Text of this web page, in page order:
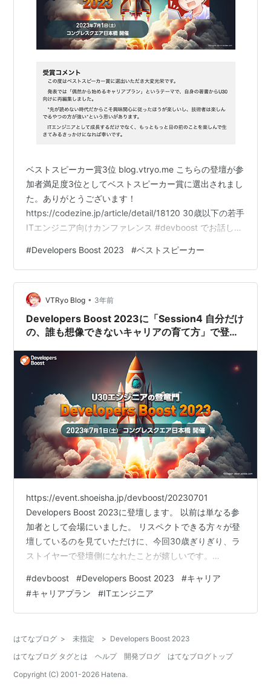
ベストスピーカー賞3位 blog.vtryo.me こちらの登壇が参
加者満足度3位としてベストスピーカー賞に選出されまし
た。ありがとうございます！
https://codezine.jp/article/detail/18120 30歳以下の若手
ITエンジニア向けカンファレンス #devboost でお話しし
まで私の尊敬するエンジニアの方々も受賞されてるのを
見てきたので光栄ですhttps://t.co/ycTbZhvVzu—
VTRyo (@3s_hv) 2023年8月4日 7月1日に開催された
「Developers Boost 2023」に…
#Developers Boost 2023 #ベストスピーカー
VTRyo Blog • 3年前
Developers Boost 2023に「Session4 自分だけ
の、誰も想像できないキャリアの育て方」で登壇
https://event.shoeisha.jp/devboost/20230701
Developers Boost 2023に登壇します。 以前は単なる参
加者として会場にいました。 リスペクトできる方々が登
壇しているのを見ていただけに、今回30歳ぎりぎり、ラ
ストイヤーで登壇側になれたことが嬉しいです。
て方」 私は唯一の公募による参戦です*1。 07/01 15:20
～ 15:40からです！当日参加のみなさんぜひセッション
でお会いしましょう*2。 event.shoeisha.jp さて、このセ
#devboost #Developers Boost 2023 #キャリア
#キャリアプラン #ITエンジニア
はてなブログ > 未指定 > Developers Boost 2023
はてなブログ タグとは
ヘルプ 開発ブログ
はてなブログトップ
Copyright (C) 2001-2026 Hatena.